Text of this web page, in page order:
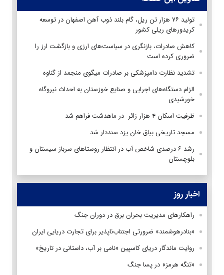
تولید ۷۶ هزار تن ریل، گام بلند ذوب آهن اصفهان در توسعه
کریدورهای ریلی کشور
کاهش صادرات، بازنگری در سیاست‌های ارزی و بازگشت ارز را
ضروری کرده است
تشدید نظارت دامپزشکی بر صادرات میگوی منجمد از گناوه
الزام دستگاه‌های اجرایی و صنایع خوزستان به احداث نیروگاه
خورشیدی
ظرفیت اسکان ۴ هزار زائر در ماهدشت فراهم شد
مسجد تاریخی بیاق خان یزد سنددار شد
رشد ۶ درصدی شاخص آب در انتظار روستاهای سرباز سیستان و
بلوچستان
اخبار روز
راهکارهای مدیریت بحران برق در دوران جنگ
«بنادرهوشمند» ضرورتی اجتناب‌ناپذیر برای تجارت دریایی ایران
روایت ماندگار دریای کاسپین «نامی بر آب، داستانی در تاریخ»
«تنگه هرمز» در پسا جنگ